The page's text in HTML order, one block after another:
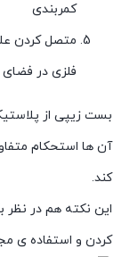
کمربندی
متصل کردن
فلزی در فضای
بست زیپی از
کند.
این نکته هم در نظر
کردن و استفاده ی